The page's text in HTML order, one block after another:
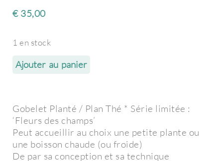
€35,00
1 en stock
Ajouter au panier
Gobelet Planté / Plan Thé * Série limitée :
‘Fleurs des champs’
Peut accueillir au choix une petite plante ou
une boisson chaude (ou froide)
De par sa conception et sa technique